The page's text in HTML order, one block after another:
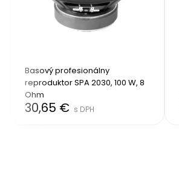
Basový profesionálny
reproduktor SPA 2030, 100 W, 8
Ohm
30,65 € s DPH